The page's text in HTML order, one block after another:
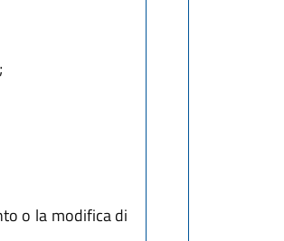
o la modifica di